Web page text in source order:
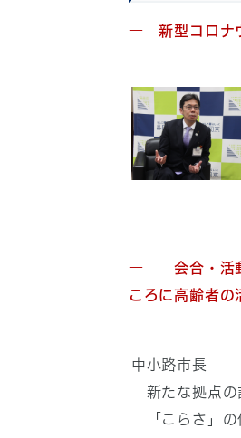
― 新型コロナウ
― 会合・活動拠
ころに高齢者の
中小路市長
新たな拠点の
「こらさ」の